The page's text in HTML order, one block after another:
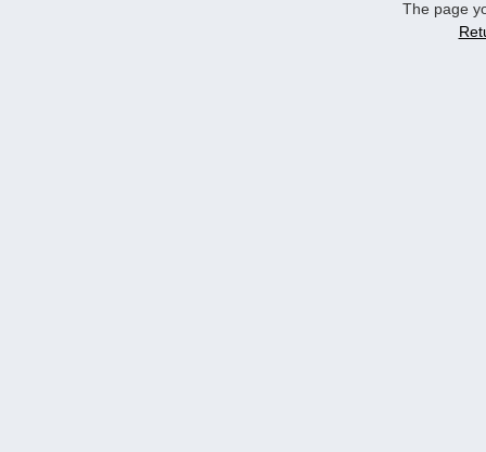
The page